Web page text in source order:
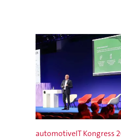
automotiveIT Kongress